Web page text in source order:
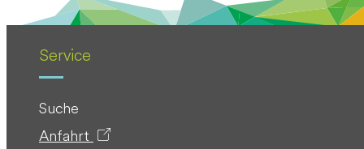
Service
Suche
Anfahrt